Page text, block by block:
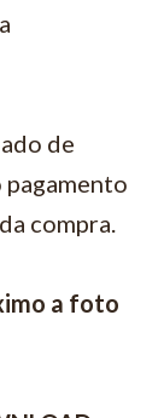
de
compra.
a foto